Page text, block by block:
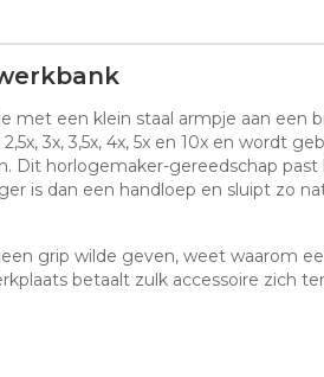
met een klein staal armpje aan een
3x, 3,5x, 4x, 5x en 10x en wordt
Dit horlogemaker-gereedschap past
is dan een handloep en sluipt zo
grip wilde geven, weet waarom
betaalt zulk accessoire zich